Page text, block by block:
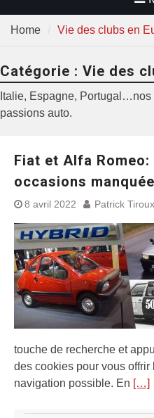
Home Vie des clubs en
Catégorie : Vie des
Italie, Espagne,
passions auto.
Fiat et Alfa Romeo:
occasions
8 avril 2022 Patrick Tiroux
touche de recherche et
des cookies pour vous
navigation possible. En […]